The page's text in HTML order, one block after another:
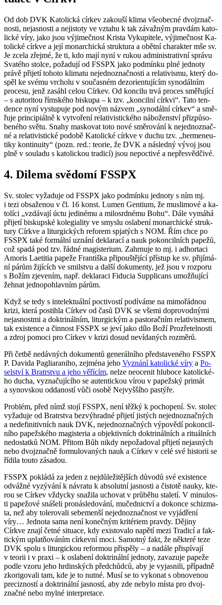
Od dob DVK Ka­to­lic­ká cír­kev za­kou­ší klima vše­o­bec­né dvoj­znač­
nos­ti, ne­jas­nos­ti a ne­jis­to­ty ve vzta­hu k tak zá­važ­ným prav­dám ka­to­
lic­ké víry, jako jsou vý­ji­meč­nost Kris­ta Vy­ku­pi­te­le, vý­ji­meč­nost Ka­
to­lic­ké církve a její mo­nar­chic­ká struk­tu­ra a obět­ní cha­rak­ter mše sv.
Je zcela zřej­mé, že ti, kdo mají nyní v rukou ad­mi­nis­tra­tiv­ní sprá­vu
Sva­té­ho stol­ce, po­ža­du­jí od FSSPX jako pod­mín­ku plné jed­no­ty
právě při­je­tí to­ho­to kli­ma­tu ne­jed­no­znač­nos­ti a re­la­ti­vis­mu, který do­
spěl ke svému vr­cho­lu v sou­čas­ném dez­o­ri­en­tu­jí­cím sy­no­dál­ním
pro­ce­su, jenž za­sá­hl celou Cír­kev. Od kon­ci­lu trvá pro­ces smě­řu­jí­cí
– s au­to­ri­tou řím­ské­ho bis­ku­pa – k tzv. „kon­cil­ní církvi“. Tato ten­
den­ce nyní vy­stu­pu­je pod novým ná­zvem „sy­no­dál­ní cír­kev“ a smě­
řu­je prin­ci­pi­ál­ně k vy­tvo­ře­ní re­la­ti­vis­tic­ké­ho ná­bo­žen­ství při­způ­so­
be­né­ho světu. Snahy mas­ko­vat toto nové smě­ro­vá­ní k ne­jed­no­znač­
né a re­la­ti­vis­tic­ké po­do­bě Ka­to­lic­ké církve v duchu tzv. „her­me­ne­u­
ti­ky kon­ti­nu­i­ty“ (pozn. red.: te­o­rie, že DVK a ná­sled­ný vývoj jsou
plně v sou­la­du s ka­to­lic­kou tra­di­cí) jsou ne­po­cti­vé a ne­pře­svěd­či­vé.
4. Di­le­ma svě­do­mí FSSPX
Sv. sto­lec vy­ža­du­je od FSSPX jako pod­mín­ku jed­no­ty s ním mj.
i tezi ob­sa­že­nou v čl. 16 konst. Lumen Gen­ti­um, že mus­li­mo­vé a ka­
to­lí­ci „vzdá­va­jí úctu je­di­né­mu a mi­lo­srd­né­mu Bohu“. Dále vy­má­há
při­je­tí bis­kup­ské ko­le­gi­a­li­ty ve smys­lu osla­be­ní mo­nar­chic­ké struk­
tu­ry Církve a li­tur­gic­kých re­fo­rem spja­tých s NOM. Řím chce po
FSSPX také for­mál­ní uzná­ní de­kla­ra­cí a nauk po­kon­cil­ních pa­pe­žů,
což spadá pod tzv. řádné magis­te­ri­um. Za­hr­nu­je to mj. i ad­hor­ta­ci
Amo­ris La­e­ti­tia pa­pe­že Fran­tiš­ka při­pouš­tě­jí­cí pří­stup ke sv. při­jí­má­
ní párům ži­jí­cích ve smil­stvu a další do­ku­men­ty, jež jsou v roz­po­ru
s Božím zje­ve­ním, např. de­kla­ra­ci Fi­du­cia Sup­pli­cans umožňující
žeh­nat jed­no­po­hlav­ním párům.
Když se tedy s in­te­lek­tu­ál­ní po­cti­vos­tí po­dí­vá­me na mi­mo­řád­nou
krizi, která po­stih­la Cír­kev od časů DVK se všemi do­pro­vod­ný­mi
ne­jas­nost­mi a dok­tri­nál­ním, li­tur­gic­kým a pas­to­rač­ním re­la­ti­vis­mem,
tak exis­ten­ce a čin­nost FSSPX se jeví jako dílo Boží Pro­zře­tel­nos­ti
a zdroj po­mo­ci pro Cír­kev v krizi dosud ne­ví­da­ných roz­mě­rů.
Při četbě ne­dáv­ných do­ku­men­tů ge­ne­rál­ní­ho před­sta­ve­né­ho FSSPX
P. Da­vi­da Pag­li­a­ra­ni­ho, zejmé­na jeho Vy­zná­ní ka­to­lic­ké víry a Po­
sel­ství k Bra­trstvu a jeho vě­ří­cím, nelze ne­o­ce­nit hlu­bo­ce ka­to­lic­ké­
ho ducha, vy­zna­ču­jí­cí­ho se au­ten­tic­kou vírou v pa­pež­ský pri­mát
a sy­nov­skou od­da­nos­tí vůči osobě Nej­vyš­ší­ho pas­tý­ře.
Pro­blém, před nímž stojí FSSPX, není těžký k po­cho­pe­ní. Sv. sto­lec
vy­ža­du­je od Bra­trstva bez­vý­hrad­né při­je­tí jis­tých ne­jed­no­znač­ných
a ne­de­fi­ni­tiv­ních nauk DVK, ne­jed­no­znač­ných vý­po­vě­dí po­kon­cil­
ní­ho pa­pež­ské­ho magis­te­ria a ob­jek­tiv­ních dok­tri­nál­ních a ri­tu­ál­ních
ne­do­stat­ků NOM. Při­tom Bůh nikdy ne­po­ža­do­val při­je­tí ne­jas­ných
nebo dvoj­znač­ně for­mu­lo­va­ných nauk a Cír­kev v celé své his­to­rii se
ří­di­la touto zá­sa­dou.
FSSPX po­klá­dá za jeden z nej­dů­le­ži­těj­ších dů­vo­dů své exis­ten­ce
od­váž­né vy­zý­vá­ní k ná­vra­tu k ab­so­lut­ní jas­nos­ti a čis­to­tě nauky, kte­
rou se Cír­kev vždyc­ky sna­ži­la ucho­vat v prů­bě­hu sta­le­tí. V mi­nu­los­
ti pa­pe­žo­vé sná­še­li pro­ná­sle­do­vá­ní, mu­čed­nic­tví a do­kon­ce schi­zma­
ta, než aby to­le­ro­va­li se­be­men­ší ne­jed­no­znač­nost ve vy­já­d­ře­ní
víry… Jed­no­ta sama není ko­neč­ným kri­té­ri­em prav­dy. Dě­ji­ny
Církve znají četné si­tu­a­ce, kdy exis­to­va­lo na­pě­tí mezi Tra­di­cí a fak­
tic­kým uplatňová­ním cír­kev­ní moci. Sa­mot­ný fakt, že ně­kte­ré teze
DVK spolu s li­tur­gic­kou re­for­mou při­spě­ly – a na­dá­le při­spí­va­jí
v te­o­rii i v praxi – k osla­be­ní dok­tri­nál­ní jed­no­ty, za­va­zu­je pa­pe­že
podle vzoru jeho hr­din­ských před­chůd­ců, aby je vy­jas­ni­li, pří­pad­ně
zko­ri­go­va­li tam, kde je to nutné. Musí se to vy­ko­nat s ob­no­ve­nou
pre­ciz­nos­tí a dok­tri­nál­ní jas­nos­tí, aby zde ne­by­lo místa pro dvoj­
znač­né nebo mylné in­ter­pre­ta­ce.